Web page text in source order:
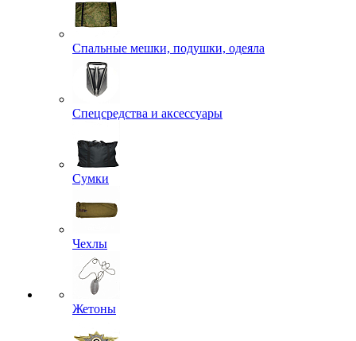
Спальные мешки, подушки, одеяла
Спецсредства и аксессуары
Сумки
Чехлы
Жетоны